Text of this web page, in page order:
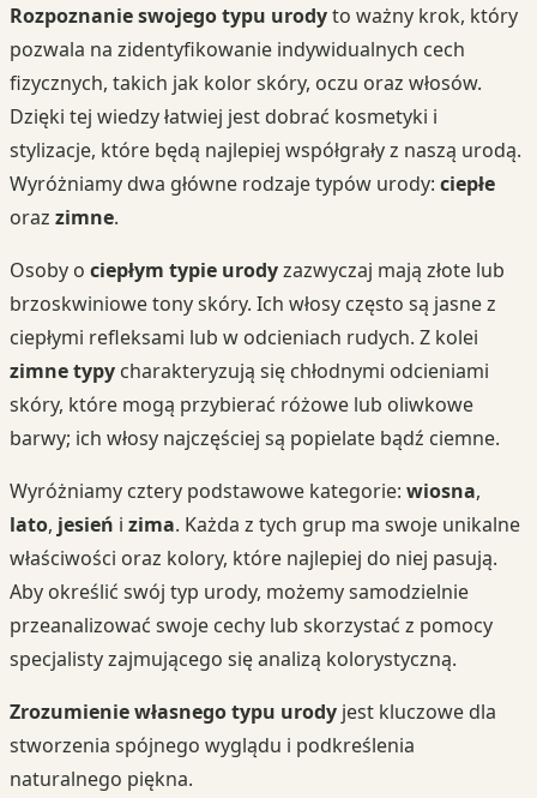
Rozpoznanie swojego typu urodyto ważny krok, który
pozwala na zidentyfikowanie indywidualnych cech
fizycznych, takich jak kolor skóry, oczu oraz włosów.
Dzięki tej wiedzy łatwiej jest dobrać kosmetyki i
stylizacje, które będą najlepiej współgrały z naszą urodą.
Wyróżniamy dwa główne rodzaje typów urody: ciepłe
oraz zimne.
Osoby o ciepłym typie urodyzazwyczaj mają złote lub
brzoskwiniowe tony skóry. Ich włosy często są jasne z
ciepłymi refleksami lub w odcieniach rudych. Z kolei
zimne typy charakteryzują się chłodnymi odcieniami
skóry, które mogą przybierać różowe lub oliwkowe
barwy; ich włosy najczęściej są popielate bądź ciemne.
Wyróżniamy cztery podstawowe kategorie: wiosna,
lato, jesień i zima. Każda z tych grup ma swoje unikalne
właściwości oraz kolory, które najlepiej do niej pasują.
Aby określić swój typ urody, możemy samodzielnie
przeanalizować swoje cechy lub skorzystać z pomocy
specjalisty zajmującego się analizą kolorystyczną.
Zrozumienie własnego typu urody jest kluczowe dla
stworzenia spójnego wyglądu i podkreślenia
naturalnego piękna.